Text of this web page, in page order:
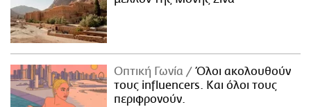
Οπτική Γωνία
Όλοι ακολουθούν
τους influencers. Και όλοι τους
περιφρονούν.